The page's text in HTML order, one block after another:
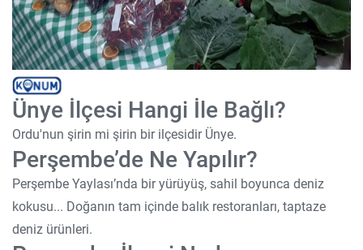
Ünye İlçesi Hangi İle Bağlı?
Ordu'nun şirin mi şirin bir ilçesidir Ünye.
Perşembe’de Ne Yapılır?
Perşembe Yaylası’nda bir yürüyüş, sahil boyunca deniz
kokusu... Doğanın tam içinde balık restoranları, taptaze
deniz ürünleri.